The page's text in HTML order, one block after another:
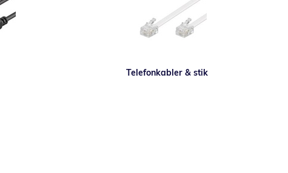
Telefonkabler & stik